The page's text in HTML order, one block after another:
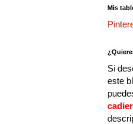
Mis
Si
este